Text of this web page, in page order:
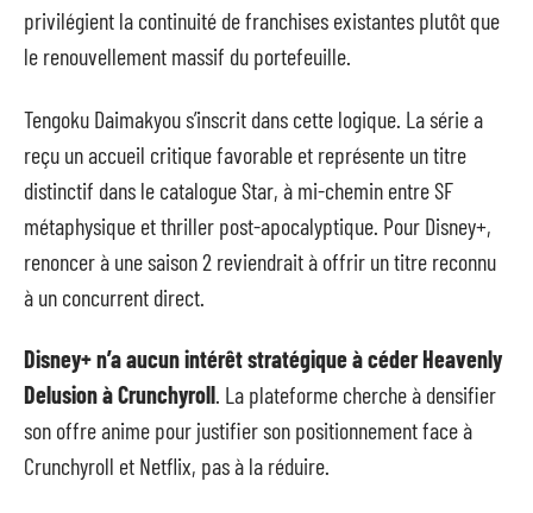
privilégient la continuité de franchises existantes plutôt que
le renouvellement massif du portefeuille.
Tengoku Daimakyou s’inscrit dans cette logique. La série a
reçu un accueil critique favorable et représente un titre
distinctif dans le catalogue Star, à mi-chemin entre SF
métaphysique et thriller post-apocalyptique. Pour Disney+,
renoncer à une saison 2 reviendrait à offrir un titre reconnu
à un concurrent direct.
Disney+ n’a aucun intérêt stratégique à céder Heavenly
Delusion à Crunchyroll. La plateforme cherche à densifier
son offre anime pour justifier son positionnement face à
Crunchyroll et Netflix, pas à la réduire.